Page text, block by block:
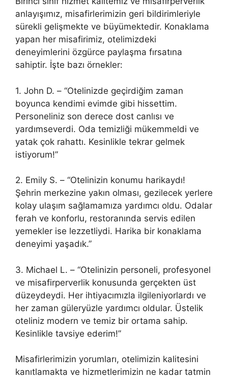
anlayışımız, misafirlerimizin geri bildirimleriyle
sürekli gelişmekte ve büyümektedir. Konaklama
yapan her misafirimiz, otelimizdeki
deneyimlerini özgürce paylaşma fırsatına
sahiptir. İşte bazı örnekler:
1. John D. – “Otelinizde geçirdiğim zaman
boyunca kendimi evimde gibi hissettim.
Personeliniz son derece dost canlısı ve
yardımseverdi. Oda temizliği mükemmeldi ve
yatak çok rahattı. Kesinlikle tekrar gelmek
istiyorum!”
2. Emily S. – “Otelinizin konumu harikaydı!
Şehrin merkezine yakın olması, gezilecek yerlere
kolay ulaşım sağlamamıza yardımcı oldu. Odalar
ferah ve konforlu, restoranında servis edilen
yemekler ise lezzetliydi. Harika bir konaklama
deneyimi yaşadık.”
3. Michael L. – “Otelinizin personeli, profesyonel
ve misafirperverlik konusunda gerçekten üst
düzeydeydi. Her ihtiyacımızla ilgileniyorlardı ve
her zaman güleryüzle yardımcı oldular. Üstelik
oteliniz modern ve temiz bir ortama sahip.
Kesinlikle tavsiye ederim!”
Misafirlerimizin yorumları, otelimizin kalitesini
kanıtlamakta ve hizmetlerimizin ne kadar tatmin